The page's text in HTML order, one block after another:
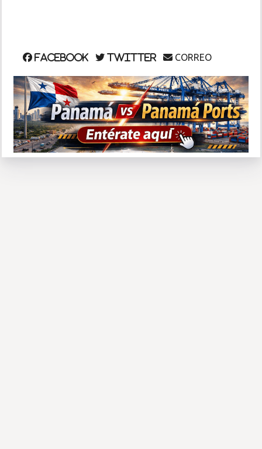
Facebook Twitter CORREO